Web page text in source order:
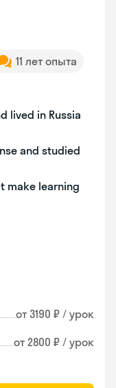
11 лет опыта
lived in Russia
and studied
make learning
от 3190 ₽ / урок
от 2800 ₽ / урок